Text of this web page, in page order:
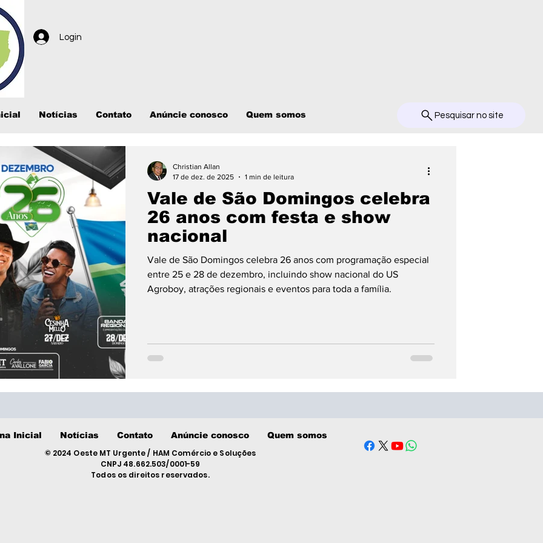
Login
Notícias Contato Anúncie conosco Quem somos Pesquisar no site
Vale de São Domingos celebra
26 anos com festa e show
nacional
Vale de São Domingos celebra 26 anos com programação especial
entre 25 e 28 de dezembro, incluindo show nacional do US
Agroboy, atrações regionais e eventos para toda a família.
Christian Allan
17 de dez. de 2025
1 min de leitura
Inicial Notícias Contato Anúncie conosco Quem somos
© 2024 Oeste MT Urgente / HAM Comércio e Soluções
CNPJ 48.662.503/0001-59
Todos os direitos reservados.